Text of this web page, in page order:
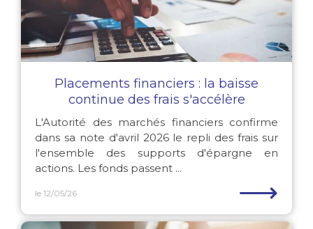
Placements financiers : la baisse
continue des frais s'accélère
L'Autorité des marchés financiers confirme
dans sa note d'avril 2026 le repli des frais sur
l'ensemble des supports d'épargne en
actions. Les fonds passent ...
le 12/05/26 ⟶